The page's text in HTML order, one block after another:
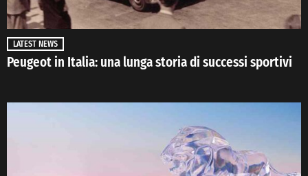
LATEST NEWS
Peugeot in Italia: una lunga storia di successi sportivi